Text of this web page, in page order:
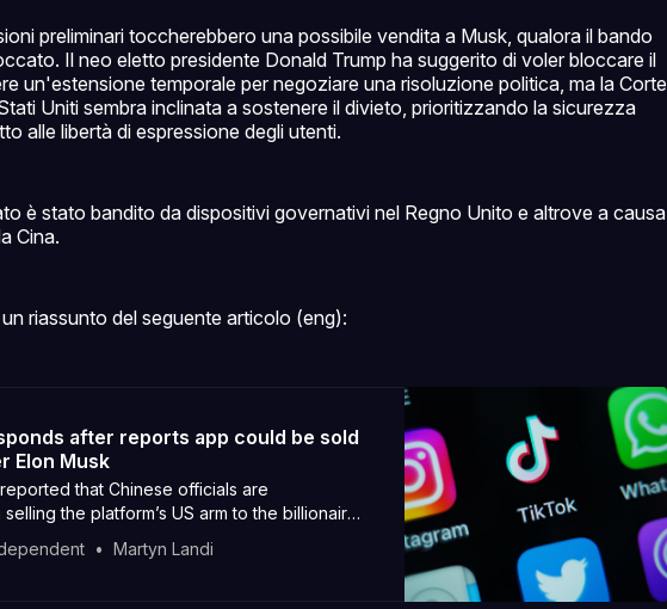
preliminari toccherebbero una possibile vendita a Musk, qualora il bando
Il neo eletto presidente Donald Trump ha suggerito di voler bloccare il
un'estensione temporale per negoziare una risoluzione politica, ma la Corte
Uniti sembra inclinata a sostenere il divieto, prioritizzando la sicurezza
alle libertà di espressione degli utenti.
è stato bandito da dispositivi governativi nel Regno Unito e altrove a causa
Cina.
riassunto del seguente articolo (eng):
after reports app could be sold
Elon Musk
that Chinese officials are
the platform’s US arm to the billionaire
an impending US ban.
Martyn Landi